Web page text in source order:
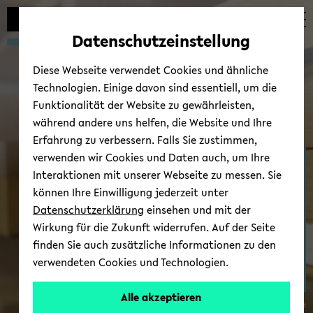
Automatische
vermeiden
zum
wechseln
zum
wechseln
zum
wechseln
Zen­trum für Theo­rien in
der his­to­ri­schen For­
schung
© Uni­ver­si­tät Bie­le­feld
Datenschutzeinstellung
Diese Webseite verwendet Cookies und ähnliche
Technologien. Einige davon sind essentiell, um die
Funktionalität der Website zu gewährleisten,
während andere uns helfen, die Website und Ihre
Erfahrung zu verbessern. Falls Sie zustimmen,
verwenden wir Cookies und Daten auch, um Ihre
Interaktionen mit unserer Webseite zu messen. Sie
können Ihre Einwilligung jederzeit unter
Datenschutzerklärung einsehen und mit der
Wirkung für die Zukunft widerrufen. Auf der Seite
finden Sie auch zusätzliche Informationen zu den
verwendeten Cookies und Technologien.
Alle akzeptieren